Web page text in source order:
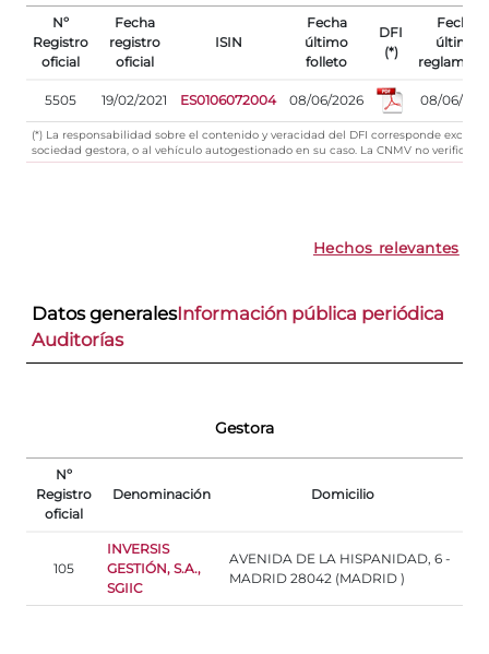
Nº
Registro
oficial
Fecha
registro
oficial
ISIN
Fecha
último
folleto
DFI
(*)
Fecha
último
5505 19/02/2021 ES0106072004 08/06/2026 08/06/
(*) La responsabilidad sobre el contenido y veracidad del DFI corresponde
sociedad gestora, o al vehículo autogestionado en su caso. La CNMV no verifica
Hechos relevantes
Datos generalesInformación pública periódica
Auditorías
Gestora
Nº
Registro
oficial
Denominación Domicilio
105
INVERSIS
GESTIÓN, S.A.,
SGIIC
AVENIDA DE LA HISPANIDAD, 6 -
MADRID 28042 (MADRID )